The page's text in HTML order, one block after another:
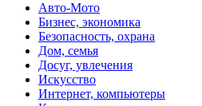
Авто-Мото
Бизнес, экономика
Безопасность, охрана
Дом, семья
Досуг, увлечения
Искусство
Интернет, компьютеры